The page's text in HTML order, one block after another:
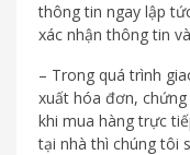
thông tin ngay lập
xác nhận thông tin
– Trong quá trình
xuất hóa đơn,
khi mua hàng trực
tại nhà thì chúng tôi